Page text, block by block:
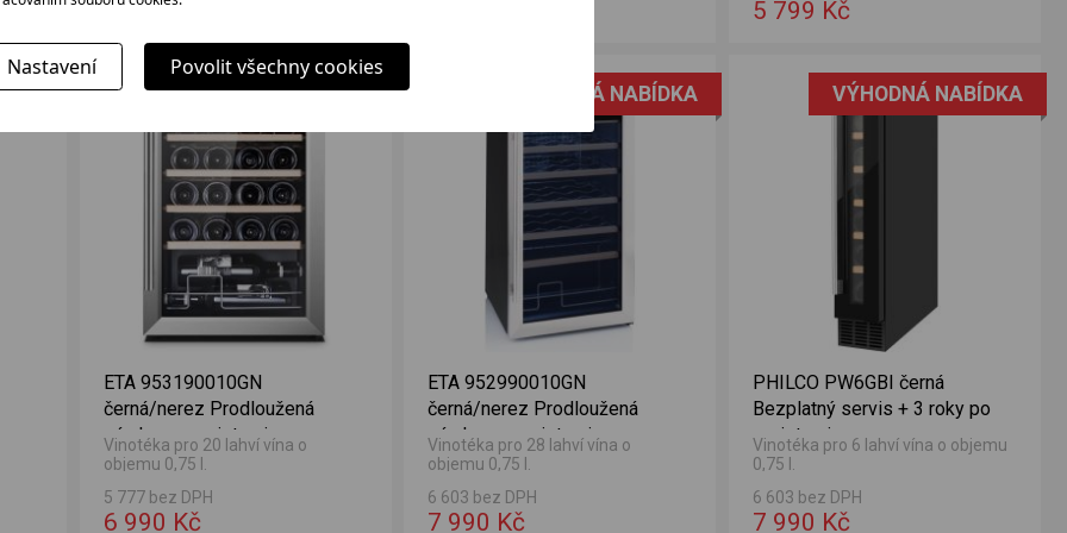
1 790 Kč 5 799 Kč
VÝHODNÁ NABÍDKA
ETA 953190010GN
černá/nerez Prodloužená
záruka po registraci
Vinotéka pro 20 lahví vína o
objemu 0,75 l.
5 777 bez DPH
6 990 Kč
VÝHODNÁ NABÍDKA
ETA 952990010GN
černá/nerez Prodloužená
záruka po registraci
Vinotéka pro 28 lahví vína o
objemu 0,75 l.
6 603 bez DPH
7 990 Kč
VÝHODNÁ NABÍDKA
PHILCO PW6GBI černá
Bezplatný servis + 3 roky po
registraci
Vinotéka pro 6 lahví vína o objemu
0,75 l.
6 603 bez DPH
7 990 Kč
Nastavení Povolit všechny cookies